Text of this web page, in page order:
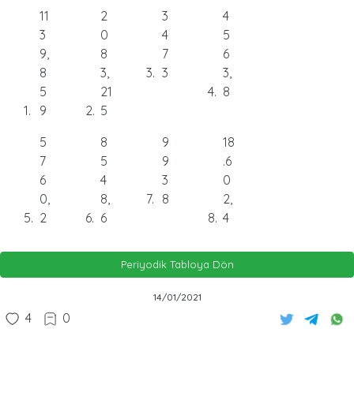
1
11
3
9,
8
5
9
2
2
0
8
3,
21
5
3
3
4
7
3
4
4
5
6
3,
8
5
5
7
6
0,
2
6
8
5
4
8,
6
7
9
9
3
8
8
18
.6
0
2,
4
Periyodik Tabloya Dön
14/01/2021
4 0